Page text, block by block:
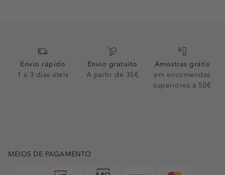
Envio rápido
1 a 3 dias úteis
Envio gratuito
A partir de 35€
Amostras grátis
em encomendas
superiores a 50€
MEIOS DE PAGAMENTO